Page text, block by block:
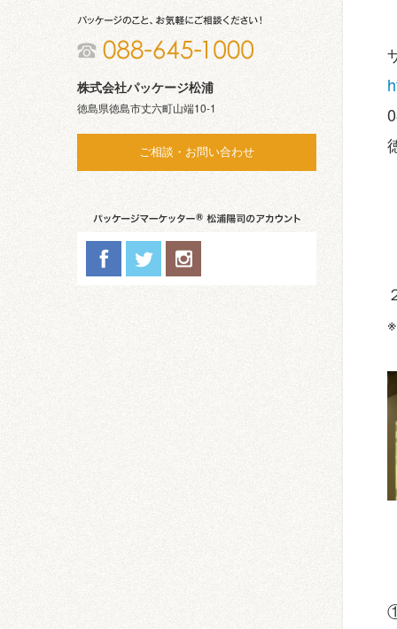
株式会社パッケージ松浦
徳島県徳島市丈六町山端10-1
ご相談・お問い合わせ